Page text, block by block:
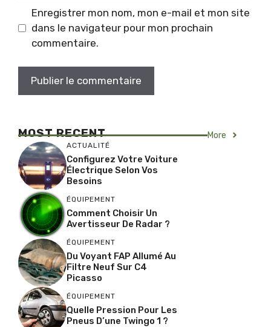
Enregistrer mon nom, mon e-mail et mon site
dans le navigateur pour mon prochain
commentaire.
MOST RECENT More
ACTUALITÉ
Configurez Votre Voiture
Électrique Selon Vos
Besoins
ÉQUIPEMENT
Comment Choisir Un
Avertisseur De Radar ?
ÉQUIPEMENT
Du Voyant FAP Allumé Au
Filtre Neuf Sur C4
Picasso
ÉQUIPEMENT
Quelle Pression Pour Les
Pneus D’une Twingo 1 ?